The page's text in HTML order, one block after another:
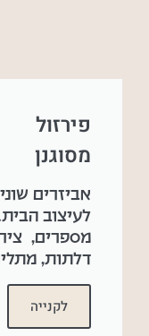
פירזול
מסוגנן
אביזרים
לעיצוב
מספרים,
דלתות,
לקנייה